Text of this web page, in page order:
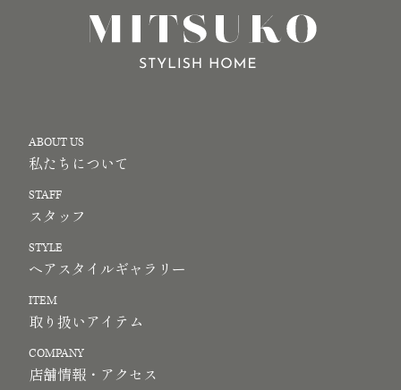
ABOUT US
私たちについて
STAFF
スタッフ
STYLE
ヘアスタイルギャラリー
ITEM
取り扱いアイテム
COMPANY
店舗情報・アクセス